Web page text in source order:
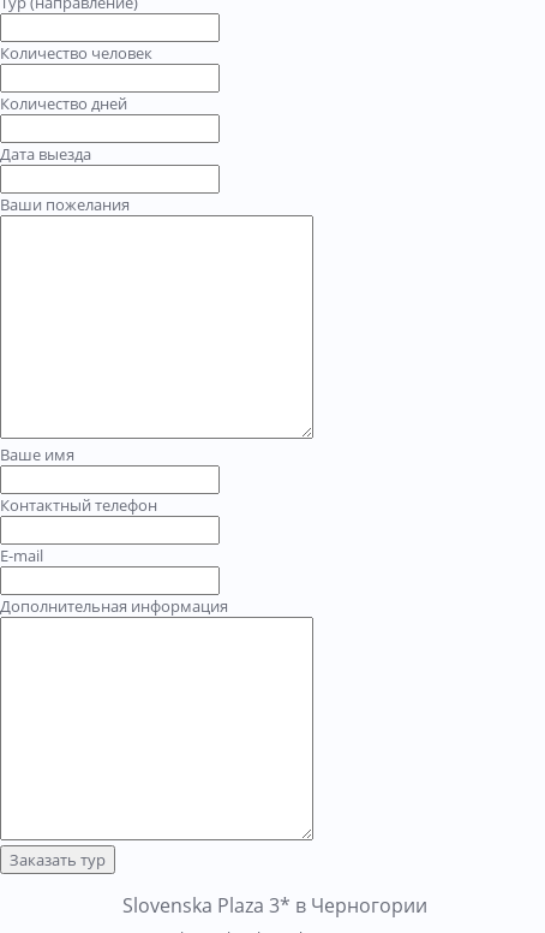
Количество человек
Количество дней
Дата выезда
Ваши пожелания
Ваше имя
Контактный телефон
E-mail
Дополнительная информация
Заказать тур
Slovenska Plaza 3* в Черногории